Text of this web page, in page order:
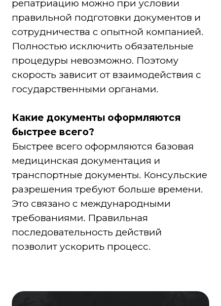
репатриацию можно при условии
правильной подготовки документов и
сотрудничества с опытной компанией.
Полностью исключить обязательные
процедуры невозможно. Поэтому
скорость зависит от взаимодействия с
государственными органами.
Какие документы оформляются
быстрее всего?
Быстрее всего оформляются базовая
медицинская документация и
транспортные документы. Консульские
разрешения требуют больше времени.
Это связано с международными
требованиями. Правильная
последовательность действий
позволит ускорить процесс.